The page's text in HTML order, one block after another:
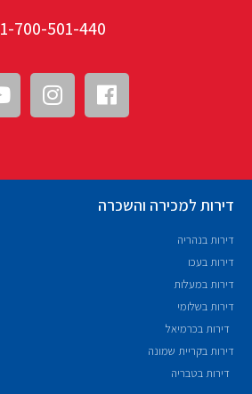
1-700-501-440
דירות למכירה והשכרה
דירות בנהריה
דירות בעכו
דירות במעלות
דירות בשלומי
דירות בכרמיאל
דירות בקריית שמונה
דירות בטבריה